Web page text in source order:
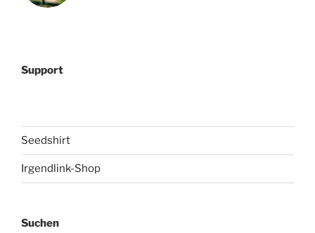
Support
Seedshirt
Irgendlink-Shop
Suchen